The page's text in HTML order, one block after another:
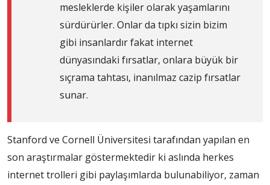
mesleklerde kişiler olarak yaşamlarını
sürdürürler. Onlar da tıpkı sizin bizim
gibi insanlardır fakat internet
dünyasındaki fırsatlar, onlara büyük bir
sıçrama tahtası, inanılmaz cazip fırsatlar
sunar.
Stanford ve Cornell Üniversitesi tarafından yapılan en
son araştırmalar göstermektedir ki aslında herkes
internet trolleri gibi paylaşımlarda bulunabiliyor, zaman